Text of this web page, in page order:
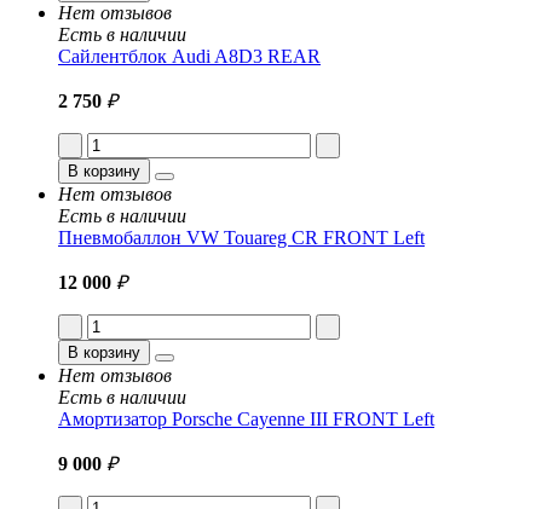
Нет отзывов
Есть в наличии
Сайлентблок Audi A8D3 REAR
2 750 ₽
В корзину
Нет отзывов
Есть в наличии
Пневмобаллон VW Touareg CR FRONT Left
12 000 ₽
В корзину
Нет отзывов
Есть в наличии
Амортизатор Porsche Cayenne III FRONT Left
9 000 ₽